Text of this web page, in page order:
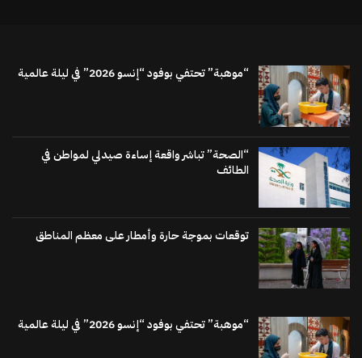
“موهبة” تحتفي بوفود “إنسو 2026” في ليلة عالمية
“الصحة” تباشر واقعة إساءة صيدلي لمواطن في
الطائف
توقعات بموجة حارة وأمطار على معظم المناطق
“موهبة” تحتفي بوفود “إنسو 2026” في ليلة عالمية